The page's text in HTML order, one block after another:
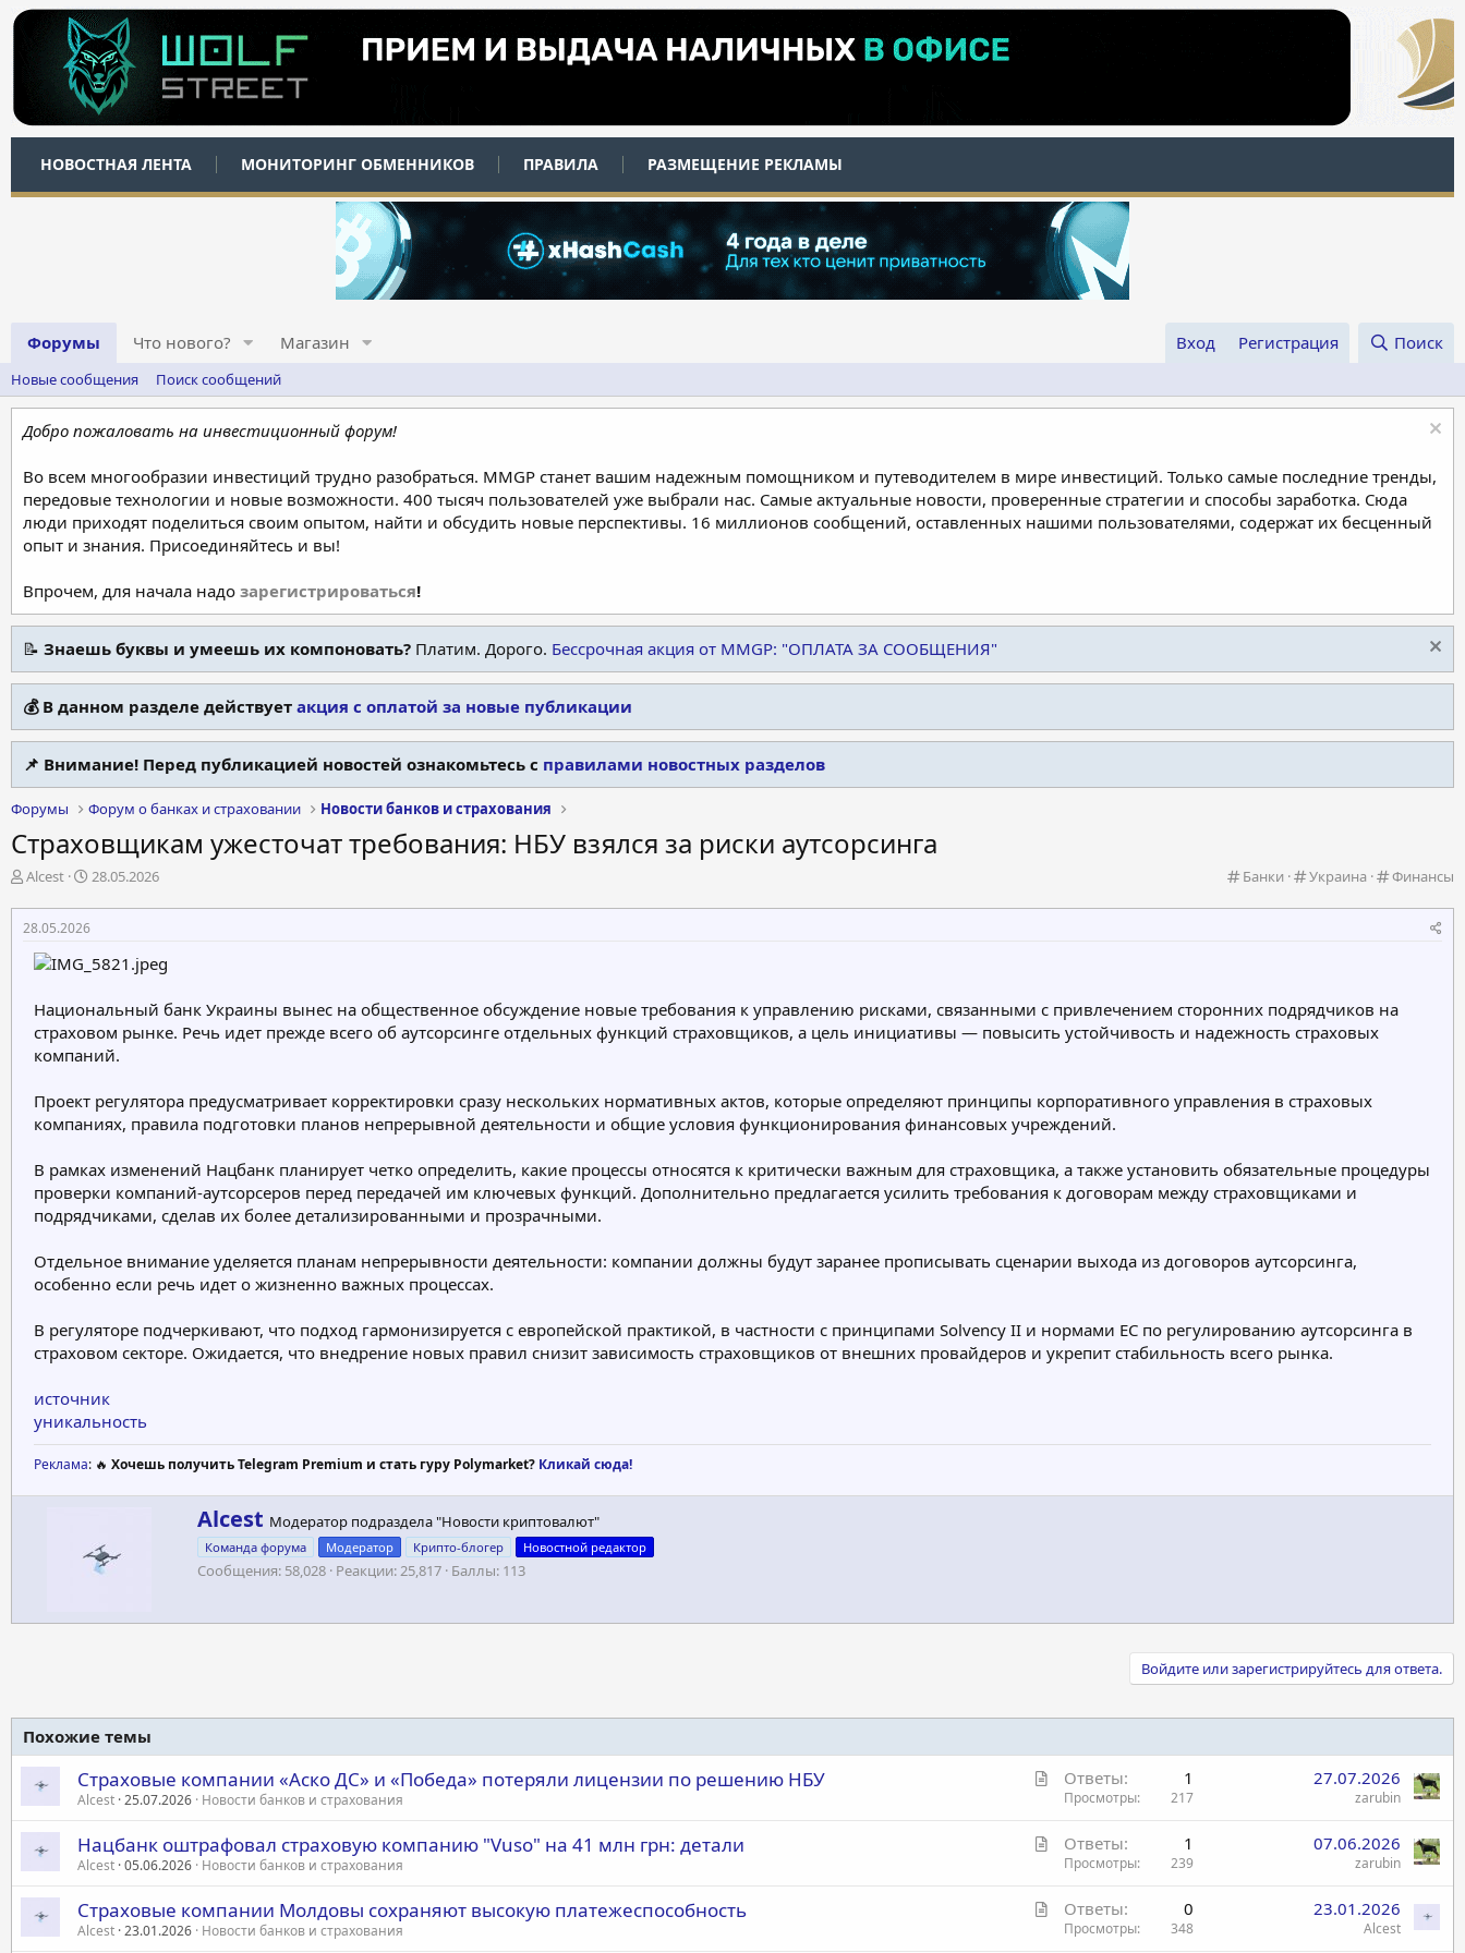
НОВОСТНАЯ ЛЕНТА МОНИТОРИНГ ОБМЕННИКОВ ПРАВИЛА РАЗМЕЩЕНИЕ РЕКЛАМЫ
Форумы Что нового? Магазин Вход Регистрация Поиск
Новые сообщения Поиск сообщений
Добро пожаловать на инвестиционный форум!
Во всем многообразии инвестиций трудно разобраться. MMGP станет вашим надежным помощником и путеводителем в мире инвестиций. Только самые последние тренды,
передовые технологии и новые возможности. 400 тысяч пользователей уже выбрали нас. Самые актуальные новости, проверенные стратегии и способы заработка. Сюда
люди приходят поделиться своим опытом, найти и обсудить новые перспективы. 16 миллионов сообщений, оставленных нашими пользователями, содержат их бесценный
опыт и знания. Присоединяйтесь и вы!
Впрочем, для начала надо зарегистрироваться!
📝 Знаешь буквы и умеешь их компоновать? Платим. Дорого. Бессрочная акция от MMGP: "ОПЛАТА ЗА СООБЩЕНИЯ"
💰 В данном разделе действует акция с оплатой за новые публикации
📌 Внимание! Перед публикацией новостей ознакомьтесь с правилами новостных разделов
Форумы Форум о банках и страховании Новости банков и страхования
Страховщикам ужесточат требования: НБУ взялся за риски аутсорсинга
К
т
и
я
Банки
К
т
и
я
Украина
К
т
и
Финансы
А
т
о
м
ы
Alcest
Д
т
а
а
л
а
28.05.2026
28.05.2026
Национальный банк Украины вынес на общественное обсуждение новые требования к управлению рисками, связанными с привлечением сторонних подрядчиков на
страховом рынке. Речь идет прежде всего об аутсорсинге отдельных функций страховщиков, а цель инициативы — повысить устойчивость и надежность страховых
компаний.
Проект регулятора предусматривает корректировки сразу нескольких нормативных актов, которые определяют принципы корпоративного управления в страховых
компаниях, правила подготовки планов непрерывной деятельности и общие условия функционирования финансовых учреждений.
В рамках изменений Нацбанк планирует четко определить, какие процессы относятся к критически важным для страховщика, а также установить обязательные процедуры
проверки компаний-аутсорсеров перед передачей им ключевых функций. Дополнительно предлагается усилить требования к договорам между страховщиками и
подрядчиками, сделав их более детализированными и прозрачными.
Отдельное внимание уделяется планам непрерывности деятельности: компании должны будут заранее прописывать сценарии выхода из договоров аутсорсинга,
особенно если речь идет о жизненно важных процессах.
В регуляторе подчеркивают, что подход гармонизируется с европейской практикой, в частности с принципами Solvency II и нормами ЕС по регулированию аутсорсинга в
страховом секторе. Ожидается, что внедрение новых правил снизит зависимость страховщиков от внешних провайдеров и укрепит стабильность всего рынка.
источник
уникальность
Реклама: 🔥 Хочешь получить Telegram Premium и стать гуру Polymarket? Кликай сюда!
А
в
т
о
Alcest Модератор подраздела "Новости криптовалют"
Команда форума Модератор Крипто-блогер Новостной редактор
Сообщения 58,028 Реакции 25,817 Баллы 113
Войдите или зарегистрируйтесь для ответа.
Похожие темы
С
т
Страховые компании «Аско ДС» и «Победа» потеряли лицензии по решению НБУ
Alcest 25.07.2026 Новости банков и страхования
Ответы 1
Просмотры 217
27.07.2026
zarubin
С
т
Нацбанк оштрафовал страховую компанию "Vuso" на 41 млн грн: детали
Alcest 05.06.2026 Новости банков и страхования
Ответы 1
Просмотры 239
07.06.2026
zarubin
С
Страховые компании Молдовы сохраняют высокую платежеспособность
Alcest 23.01.2026 Новости банков и страхования
Ответы 0
Просмотры 348
23.01.2026
Alcest